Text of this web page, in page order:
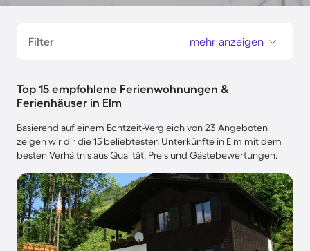
Filter mehr anzeigen
Top 15 empfohlene Ferienwohnungen &
Ferienhäuser in Elm
Basierend auf einem Echtzeit-Vergleich von 23 Angeboten
zeigen wir dir die 15 beliebtesten Unterkünfte in Elm mit dem
besten Verhältnis aus Qualität, Preis und Gästebewertungen.